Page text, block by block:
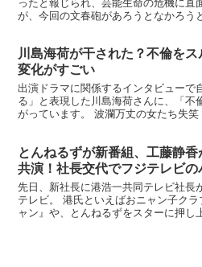
ったと報じられ、芸能生命の危機に直
が、今回の文春砲があろうとなかろう
川島海荷が干された？不倫を
変化がすごい
出演ドラマに関係するインタビューで
る」と表現した川島海荷さんに、「不
がっています。 波瀾万丈の女たち失
とんねるずが新番組、工藤静
共演！社長交代でフジテレビの
先日、新社長に港浩一共同テレビ社長
テレビ。 港氏といえばおニャン子ク
ャン』や、とんねるずをスターに押し